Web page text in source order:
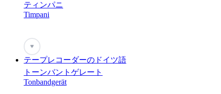
ティンパニ
Timpani
♥
テープレコーダーのドイツ語
トーンバントゲレート
Tonbandgerät